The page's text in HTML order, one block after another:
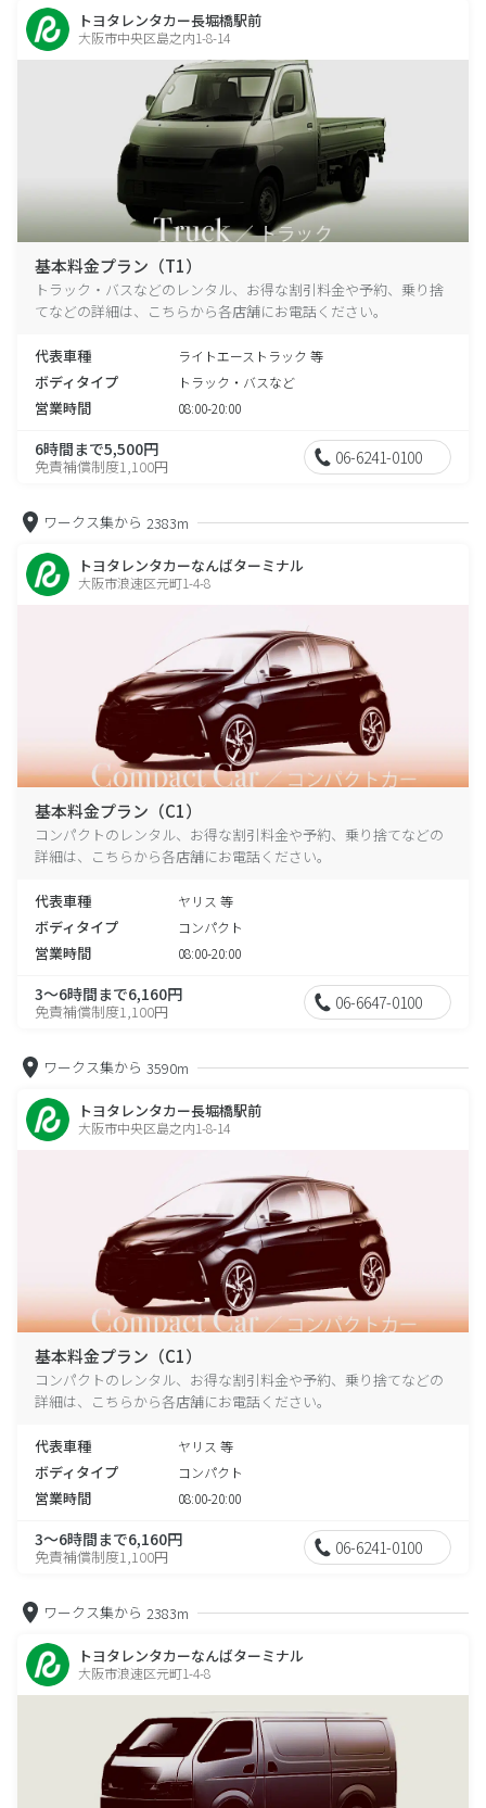
トヨタレンタカー長堀橋駅前
大阪市中央区島之内1-8-14
基本料金プラン（T1）
トラック・バスなどのレンタル、お得な割引料金や予約、乗り捨
てなどの詳細は、こちらから各店舗にお電話ください。
代表車種 ライトエーストラック 等
ボディタイプ トラック・バスなど
営業時間 08:00-20:00
6時間まで5,500円
免責補償制度1,100円 06-6241-0100
ワークス集から 2383m
トヨタレンタカーなんばターミナル
大阪市浪速区元町1-4-8
基本料金プラン（C1）
コンパクトのレンタル、お得な割引料金や予約、乗り捨てなどの
詳細は、こちらから各店舗にお電話ください。
代表車種 ヤリス 等
ボディタイプ コンパクト
営業時間 08:00-20:00
3～6時間まで6,160円
免責補償制度1,100円 06-6647-0100
ワークス集から 3590m
トヨタレンタカー長堀橋駅前
大阪市中央区島之内1-8-14
基本料金プラン（C1）
コンパクトのレンタル、お得な割引料金や予約、乗り捨てなどの
詳細は、こちらから各店舗にお電話ください。
代表車種 ヤリス 等
ボディタイプ コンパクト
営業時間 08:00-20:00
3～6時間まで6,160円
免責補償制度1,100円 06-6241-0100
ワークス集から 2383m
トヨタレンタカーなんばターミナル
大阪市浪速区元町1-4-8